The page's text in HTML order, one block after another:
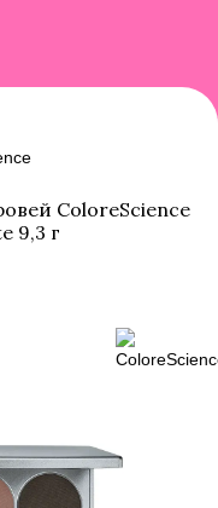
ColoreScience
9,3 г